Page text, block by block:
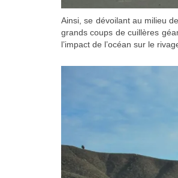
Ainsi, se dévoilant au milieu
grands coups de cuillères
l’impact de l’océan sur le